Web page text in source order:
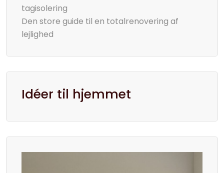
tagisolering
Den store guide til en totalrenovering af
lejlighed
Idéer til hjemmet